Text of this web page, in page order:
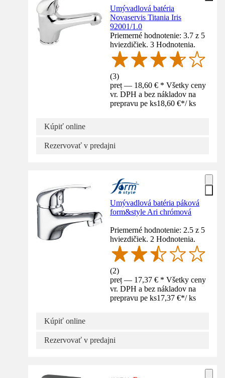
Umývadlová batéria
Novaservis Titania Iris
92001/1.0
Priemerné hodnotenie: 3.7 z 5
hviezdičiek. 3 Hodnotenia.
(3)
preț — 18,60 € * Všetky ceny
vr. DPH a bez nákladov na
prepravu pe ks18,60 €*/ ks
Kúpiť online
Rezervovať v predajni
Umývadlová batéria páková
form&style Ari chrómová
Priemerné hodnotenie: 2.5 z 5
hviezdičiek. 2 Hodnotenia.
(2)
preț — 17,37 € * Všetky ceny
vr. DPH a bez nákladov na
prepravu pe ks17,37 €*/ ks
Kúpiť online
Rezervovať v predajni